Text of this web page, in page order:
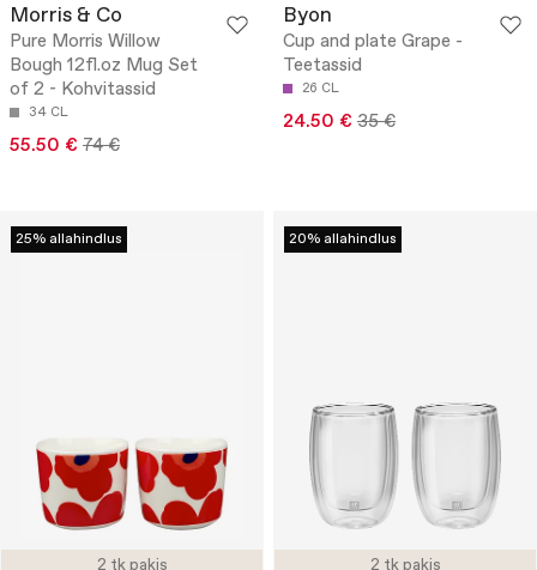
Morris & Co
Pure Morris Willow
Bough 12fl.oz Mug Set
of 2 - Kohvitassid
34 CL
55.50 € 74 €
Byon
Cup and plate Grape -
Teetassid
26 CL
24.50 € 35 €
2 tk pakis
25% allahindlus
2 tk pakis
20% allahindlus